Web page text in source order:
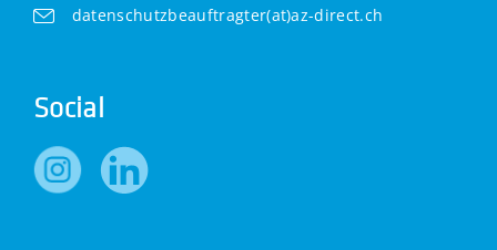
datenschutzbeauftragter(at)az-direct.ch
Social